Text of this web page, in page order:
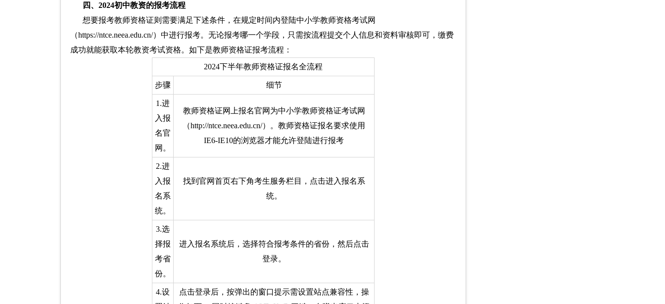
四、2024初中教资的报考流程
想要报考教师资格证则需要满足下述条件，在规定时间内登陆中小学教师资格考试网
（https://ntce.neea.edu.cn/）中进行报考。无论报考哪一个学段，只需按流程提交个人信息和资料审核即可，缴费
成功就能获取本轮教资考试资格。如下是教师资格证报考流程：
2024下半年教师资格证报名全流程
步骤 细节
1.进
入报
名官
网。
教师资格证网上报名官网为中小学教师资格证考试网
（http://ntce.neea.edu.cn/）。教师资格证报名要求使用
IE6-IE10的浏览器才能允许登陆进行报考
2.进
入报
名系
统。
找到官网首页右下角考生服务栏目，点击进入报名系
统。
3.选
择报
考省
份。
进入报名系统后，选择符合报考条件的省份，然后点击
登录。
4.设
点击登录后，按弹出的窗口提示需设置站点兼容性，操